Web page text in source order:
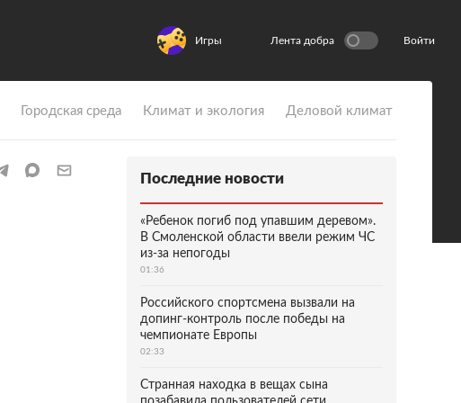
Игры Лента добра Войти
Городская среда Климат и экология Деловой климат
Последние новости
«Ребенок погиб под упавшим деревом».
В Смоленской области ввели режим ЧС
из-за непогоды
01:36
Российского спортсмена вызвали на
допинг-контроль после победы на
чемпионате Европы
02:33
Странная находка в вещах сына